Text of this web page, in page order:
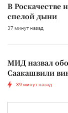
В Роскачестве
спелой дыни
37 минут назад
МИД назвал
Саакашвили
39 минут назад